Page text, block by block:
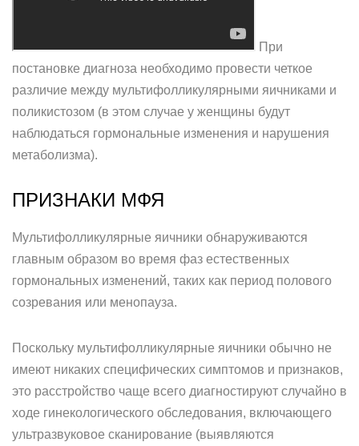
При
постановке диагноза необходимо провести четкое
различие между мультифолликулярными яичниками и
поликистозом (в этом случае у женщины будут
наблюдаться гормональные изменения и нарушения
метаболизма).
ПРИЗНАКИ МФЯ
Мультифолликулярные яичники обнаруживаются
главным образом во время фаз естественных
гормональных изменений, таких как период полового
созревания или менопауза.
Поскольку мультифолликулярные яичники обычно не
имеют никаких специфических симптомов и признаков,
это расстройство чаще всего диагностируют случайно в
ходе гинекологического обследования, включающего
ультразвуковое сканирование (выявляются